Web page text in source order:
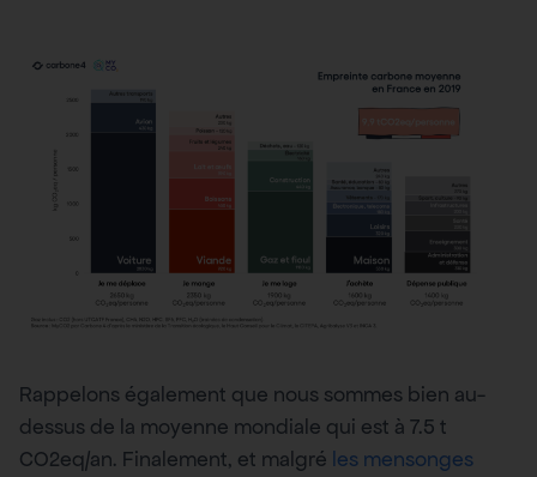
Rappelons également que nous sommes bien au-
dessus de la moyenne mondiale qui est à 7.5 t
CO2eq/an. Finalement, et malgré les mensonges